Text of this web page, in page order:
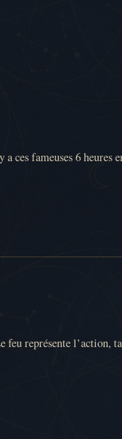
ces fameuses 6 heures
représente l’action,